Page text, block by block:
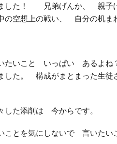
した！ 兄弟げんか、 親子
の空想上の戦い、 自分の机ま
いこと いっぱい あるよ
した。 構成がまとまった生
た添削は 今からです。
とを気にしないで 言いたい